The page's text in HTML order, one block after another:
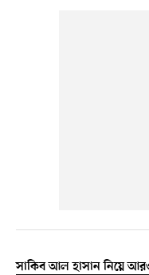
সাকিব আল হাসান নিয়ে